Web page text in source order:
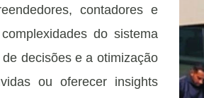
contadores e
do sistema
decisões e a otimização
ou oferecer insights